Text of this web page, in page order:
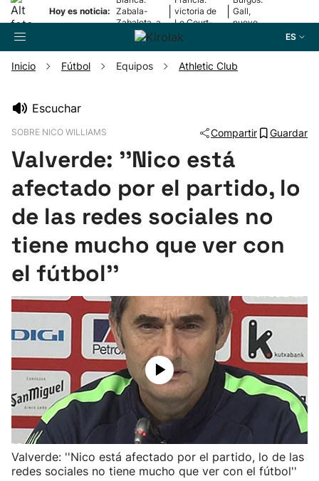
Hoy es noticia: Zabala-
Zabaleta, a
la final
victoria de
Le Court-
Pienaar
Gall,
nuevo
ES
Pelota
Remo
Ciclismo
Herri-kirolak
Balonmano
Kirolak 360
Atletismo
Inicio Fútbol Equipos Athletic Club
Escuchar
SOBRE NICO WILLIAMS Compartir Guardar
Valverde: ''Nico está
afectado por el partido, lo
de las redes sociales no
tiene mucho que ver con
el fútbol''
Valverde: ''Nico está afectado por el partido, lo de las
redes sociales no tiene mucho que ver con el fútbol''